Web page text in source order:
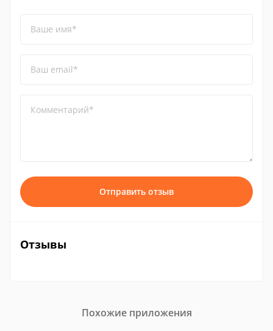
Ваше имя*
Ваш email*
Комментарий*
Отправить отзыв
Отзывы
Похожие приложения